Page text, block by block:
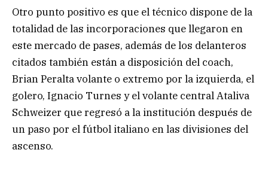
Otro punto positivo es que el técnico dispone de la
totalidad de las incorporaciones que llegaron en
este mercado de pases, además de los delanteros
citados también están a disposición del coach,
Brian Peralta volante o extremo por la izquierda, el
golero, Ignacio Turnes y el volante central Ataliva
Schweizer que regresó a la institución después de
un paso por el fútbol italiano en las divisiones del
ascenso.